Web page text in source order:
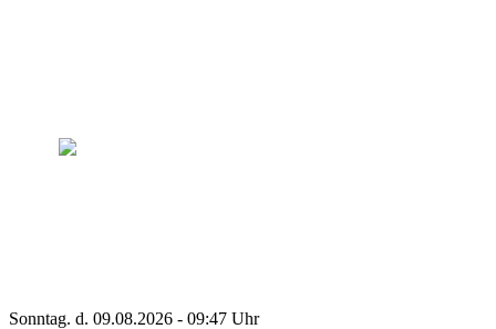
Sonntag. d. 09.08.2026 - 09:47 Uhr